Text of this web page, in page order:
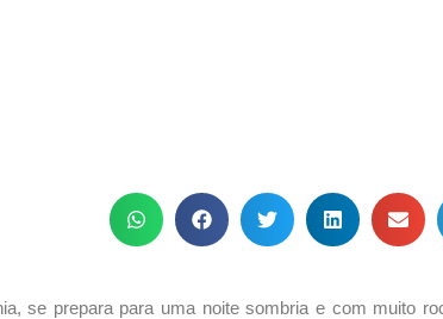
se prepara para uma noite sombria e com muito